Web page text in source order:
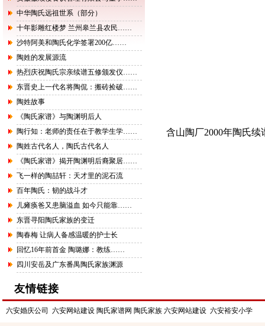
中华陶氏远祖世系（部分）
十年影雕红楼梦 兰州皋兰县农民……
沙特阿美和陶氏化学签署200亿……
陶姓的发展源流
热烈庆祝陶氏宗亲续谱五修颁发仪……
东晋史上一代名将陶侃：搬砖捡破……
陶姓故事
《陶氏家谱》与陶渊明后人
陶行知：老师的责任在于教学生学……
陶姓古代名人，陶氏古代名人
《陶氏家谱》揭开陶渊明后裔聚居……
飞一样的陶喆轩：天才里的泥石流
百年陶氏：韧的战斗才
儿瘫痪爸又患脑溢血 如今只能靠……
东晋寻阳陶氏家族的变迁
陶春梅 让病人备感温暖的护士长
回忆16年前首金 陶璐娜：教练……
四川安岳及广东番禺陶氏家族渊源
含山陶厂2000年陶氏
友情链接
六安婚庆公司 六安网站建设 陶氏家谱网 陶氏家族 六安网站建设 六安裕安小学